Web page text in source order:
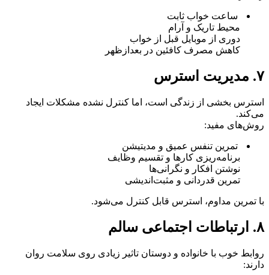
ساعت خواب ثابت
محیط تاریک و آرام
دوری از موبایل قبل از خواب
کاهش مصرف کافئین در بعدازظهر
۷. مدیریت استرس
استرس بخشی از زندگی است، اما کنترل نشده مشکلات ایجاد
می‌کند.
روش‌های مفید:
تمرین تنفس عمیق و مدیتیشن
برنامه‌ریزی کارها و تقسیم وظایف
نوشتن افکار و نگرانی‌ها
تمرین قدردانی و مثبت‌اندیشی
با تمرین مداوم، استرس قابل کنترل می‌شود.
۸. ارتباطات اجتماعی سالم
روابط خوب با خانواده و دوستان تاثیر زیادی روی سلامت روان
دارند: